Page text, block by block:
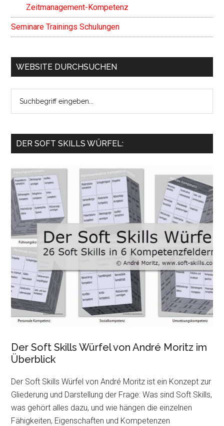
Zeitmanagement-Kompetenz
Seminare Trainings Schulungen
WEBSITE DURCHSUCHEN
...
DER SOFT SKILLS WÜRFEL:
Der Soft Skills Würfel von André Moritz im
Überblick
Der Soft Skills Würfel von André Moritz ist ein Konzept zur
Gliederung und Darstellung der Frage: Was sind Soft Skills,
was gehört alles dazu, und wie hängen die einzelnen
Fähigkeiten, Eigenschaften und Kompetenzen